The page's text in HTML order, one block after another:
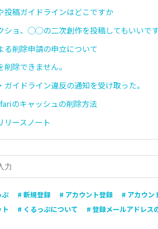
投稿ガイドラインはどこですか
ョ、◯◯の二次創作を投稿してもいいで
る削除申請の申立について
削除できません。
ガイドライン違反の通知を受け取った。
のキャッシュの削除方法
リースノート
ぷ # 新規登録 # アカウント登録 # アカウン
# くるっぷについて # 登録メールアドレス